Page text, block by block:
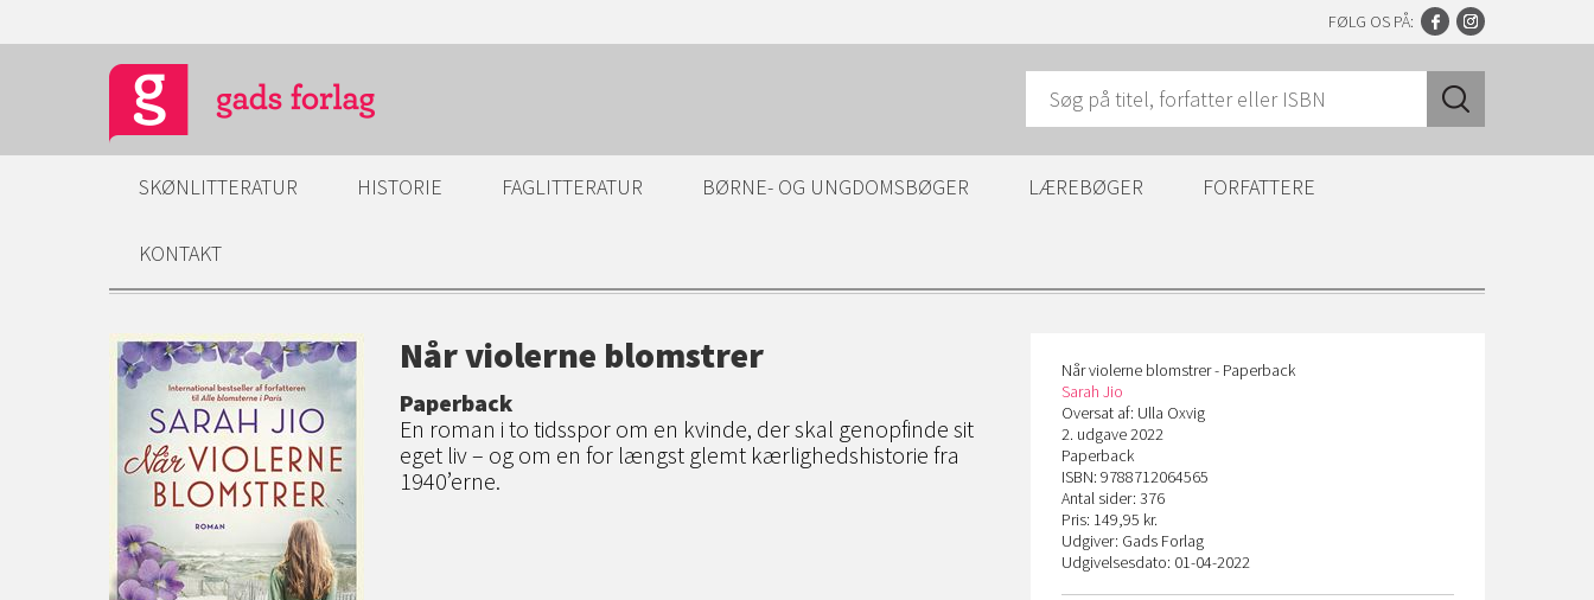
FØLG OS PÅ:
SKØNLITTERATUR HISTORIE FAGLITTERATUR BØRNE- OG UNGDOMSBØGER LÆREBØGER FORFATTERE
KONTAKT
Når violerne blomstrer
Paperback
En roman i to tidsspor om en kvinde, der skal genopfinde sit
eget liv – og om en for længst glemt kærlighedshistorie fra
1940’erne.
Når violerne blomstrer - Paperback
Sarah Jio
Oversat af: Ulla Oxvig
2. udgave 2022
Paperback
ISBN: 9788712064565
Antal sider: 376
Pris: 149,95 kr.
Udgiver: Gads Forlag
Udgivelsesdato: 01-04-2022